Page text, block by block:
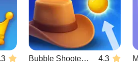
Bubble Shooter Wild West 4.3